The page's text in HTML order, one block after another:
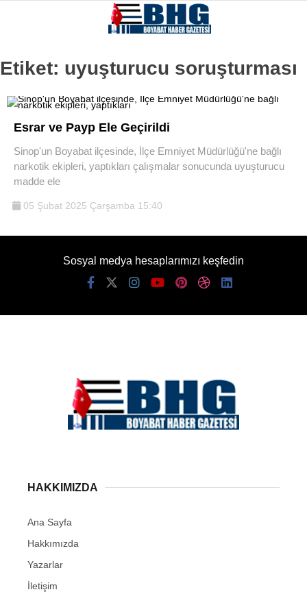
Etiket: uyuşturucu soruşturması
Esrar ve Payp Ele Geçirildi
Sinop'un Boyabat ilçesinde, İlçe Emniyet Müdürlüğü'ne bağlı
narkotik ekipleri, yaptıkları çalışmalar sonucunda uyuşturucu
madde ele
05 Şubat 2025 Çarşamba 15:40
Sosyal medya hesaplarımızı keşfedin
HAKKIMIZDA
Ana Sayfa
Hakkımızda
Yazarlar
İletişim